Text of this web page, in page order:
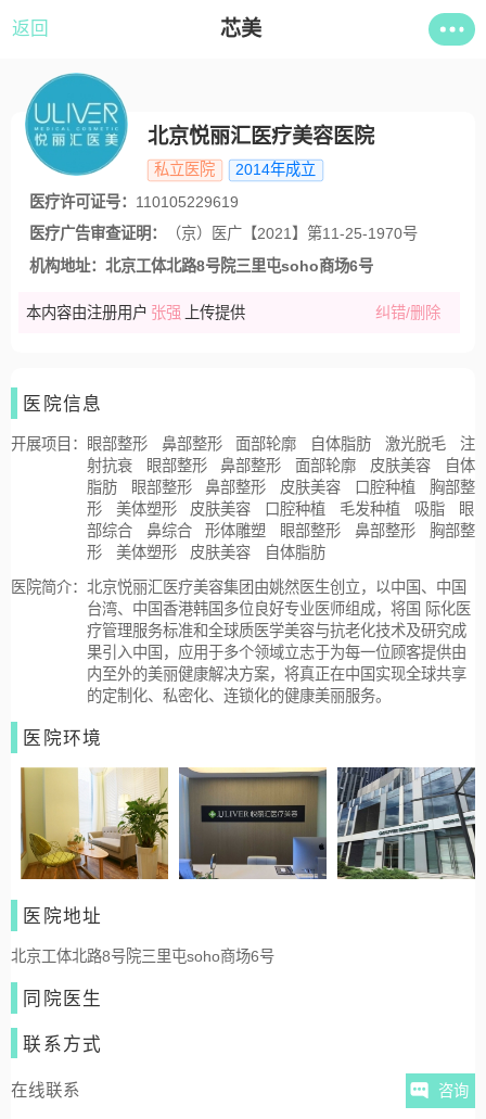
返回 芯美
北京悦丽汇医疗美容医院
私立医院
2014年成立
医疗许可证号： 110105229619
医疗广告审查证明：
（京）医广【2021】第11-25-1970号
机构地址：北京工体北路8号院三里屯soho商场6号
本内容由注册用户 张强 上传提供 纠错/删除
医院信息
开展项目： 眼部整形 鼻部整形 面部轮廓 自体脂肪 激光脱毛
注
射抗衰
眼部整形 鼻部整形 面部轮廓 皮肤美容
自体
脂肪
眼部整形 鼻部整形 皮肤美容 口腔种植
胸部整
形
美体塑形 皮肤美容 口腔种植 毛发种植 吸脂
眼
部综合
鼻综合 形体雕塑 眼部整形 鼻部整形
胸部整
形
美体塑形 皮肤美容
自体脂肪
医院简介： 北京悦丽汇医疗美容集团由姚然医生创立，以中国、中国
台湾、中国香港韩国多位良好专业医师组成，将国 际化医
疗管理服务标准和全球质医学美容与抗老化技术及研究成
果引入中国，应用于多个领域立志于为每一位顾客提供由
内至外的美丽健康解决方案，将真正在中国实现全球共享
的定制化、私密化、连锁化的健康美丽服务。
医院环境
医院地址
北京工体北路8号院三里屯soho商场6号
同院医生
联系方式
在线联系 咨询